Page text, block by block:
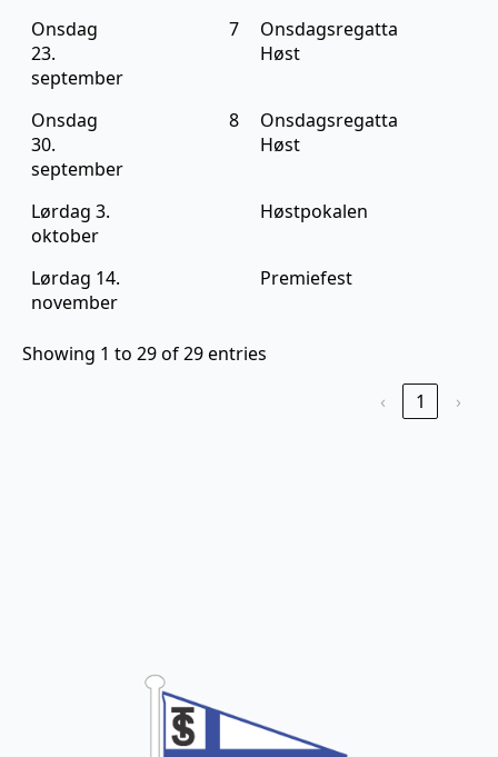
Onsdag
23.
september
7
Onsdagsregatta
Høst
Onsdag
30.
september
8
Onsdagsregatta
Høst
Lørdag 3.
oktober
Høstpokalen
Lørdag 14.
november
Premiefest
Showing 1 to 29 of 29 entries
‹
1 ›